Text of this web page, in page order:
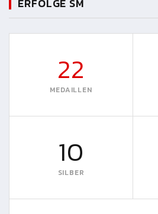
ERFOLGE SM
22
MEDAILLEN
10
SILBER